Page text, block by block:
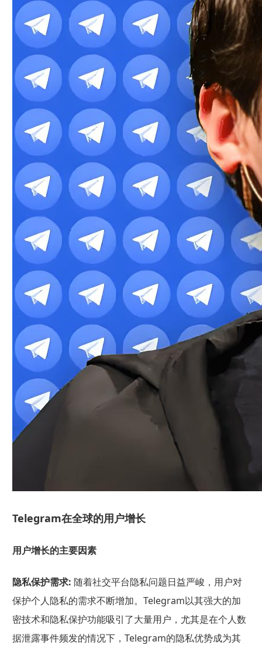
Telegram在全球的用户增长
用户增长的主要因素
隐私保护需求: 随着社交平台隐私问题日益严峻，用户对
保护个人隐私的需求不断增加。Telegram以其强大的加
密技术和隐私保护功能吸引了大量用户，尤其是在个人数
据泄露事件频发的情况下，Telegram的隐私优势成为其